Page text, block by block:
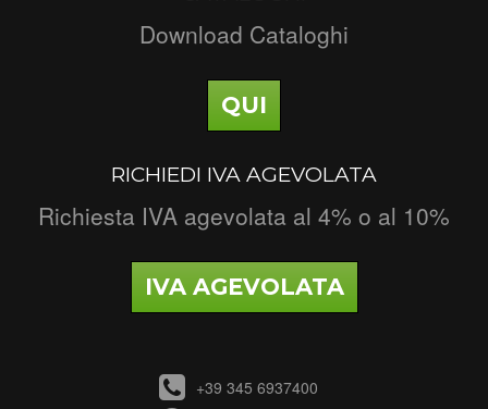
Download Cataloghi
QUI
RICHIEDI IVA AGEVOLATA
Richiesta IVA agevolata al 4% o al 10%
IVA AGEVOLATA
+39 345 6937400